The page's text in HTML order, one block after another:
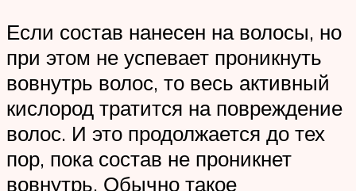
Если состав нанесен на волосы, но
при этом не успевает проникнуть
вовнутрь волос, то весь активный
кислород тратится на повреждение
волос. И это продолжается до тех
пор, пока состав не проникнет
вовнутрь. Обычно такое